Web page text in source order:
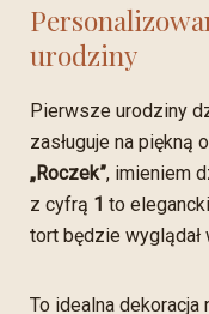
urodziny
Pierwsze urodziny
zasługuje na piękną
„Roczek”, imieniem
z cyfrą 1 to
tort będzie
To idealna